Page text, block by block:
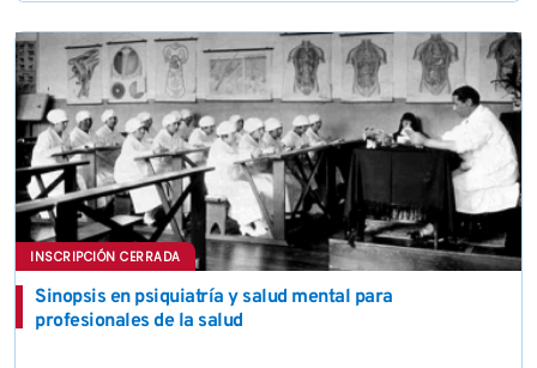
INSCRIPCIÓN CERRADA
Sinopsis en psiquiatría y salud mental para
profesionales de la salud